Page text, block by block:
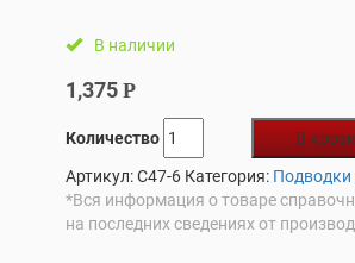
В наличии
1,375 Р
Количество
В
Артикул:С47-6 Категория:
*Вся информация о товаре
на последних сведениях от